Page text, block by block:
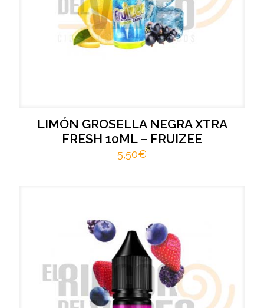
LIMÓN GROSELLA NEGRA XTRA
FRESH 10ML – FRUIZEE
5,50€